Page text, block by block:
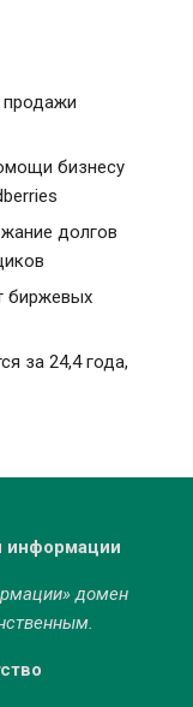
продажи
бизнесу
долгов
биржевых
за 24,4 года,
информации
домен